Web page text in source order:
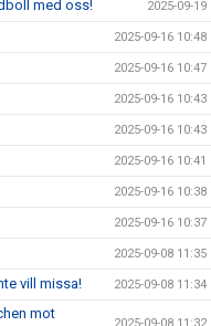
med oss! 2025-09-19
2025-09-16 10:48
2025-09-16 10:47
2025-09-16 10:43
2025-09-16 10:43
2025-09-16 10:41
2025-09-16 10:38
2025-09-16 10:37
2025-09-08 11:35
vill missa! 2025-09-08 11:34
mot